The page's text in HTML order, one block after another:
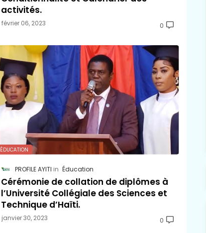
activités.
février 06, 2023 0
ÉDUCATION
PROFILE AYITI Éducation
Cérémonie de collation de diplômes à
l’Université Collégiale des Sciences et
Technique d’Haïti.
janvier 30, 2023 0